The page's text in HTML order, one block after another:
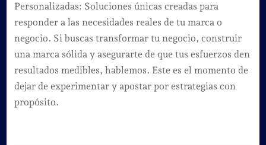
Personalizadas: Soluciones únicas creadas para
responder a las necesidades reales de tu marca o
negocio. Si buscas transformar tu negocio, construir
una marca sólida y asegurarte de que tus esfuerzos den
resultados medibles, hablemos. Este es el momento de
dejar de experimentar y apostar por estrategias con
propósito.